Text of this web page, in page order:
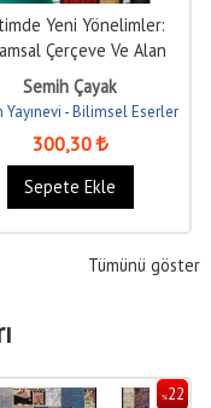
Yeni Yönelimler:
Çerçeve Ve Alan
Uygulamaları
Semih Çayak
Yayınevi - Bilimsel Eserler
300,30
Sepete Ekle
Tümünü göster
%22